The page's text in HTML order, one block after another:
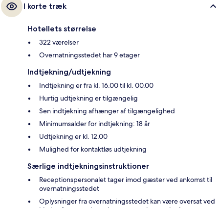
I korte træk
Hotellets størrelse
322 værelser
Overnatningsstedet har 9 etager
Indtjekning/udtjekning
Indtjekning er fra kl. 16.00 til kl. 00.00
Hurtig udtjekning er tilgængelig
Sen indtjekning afhænger af tilgængelighed
Minimumsalder for indtjekning: 18 år
Udtjekning er kl. 12.00
Mulighed for kontaktløs udtjekning
Særlige indtjekningsinstruktioner
Receptionspersonalet tager imod gæster ved ankomst til
overnatningsstedet
Oplysninger fra overnatningsstedet kan være oversat ved